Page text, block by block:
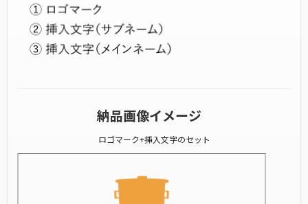
納品画像イメージ
ロゴマーク+挿入文字のセット